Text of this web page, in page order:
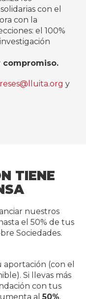
con el
con la
el 100%
compromiso.
y
TIENE
nuestros
el 50% de tus
Sociedades.
aportación (con el
Si llevas más
con tus
al50%.